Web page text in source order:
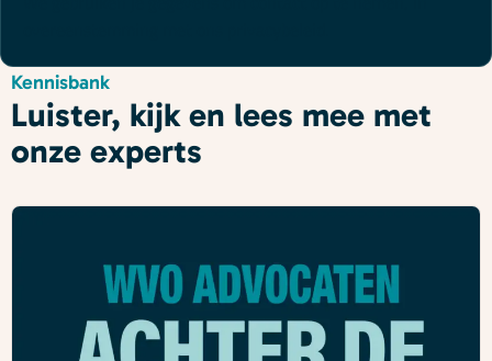
Kennisbank
Luister, kijk en lees mee met
onze experts